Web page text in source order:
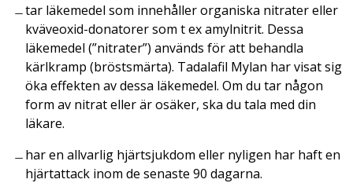
tar läkemedel som innehåller organiska nitrater eller
kväveoxid-donatorer som t ex amylnitrit. Dessa
läkemedel (”nitrater”) används för att behandla
kärlkramp (bröstsmärta). Tadalafil Mylan har visat sig
öka effekten av dessa läkemedel. Om du tar någon
form av nitrat eller är osäker, ska du tala med din
läkare.
har en allvarlig hjärtsjukdom eller nyligen har haft en
hjärtattack inom de senaste 90 dagarna.